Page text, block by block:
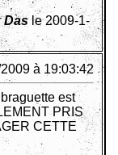
Dasle 2009-1-
à 19:03:42
est
PRIS
CETTE